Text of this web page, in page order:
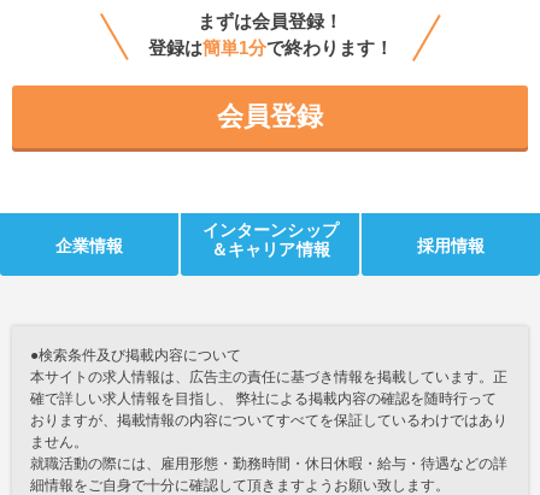
まずは会員登録！
登録は簡単1分で終わります！
会員登録
企業情報
インターンシップ
＆キャリア情報
採用情報
●検索条件及び掲載内容について
本サイトの求人情報は、広告主の責任に基づき情報を掲載しています。正
確で詳しい求人情報を目指し、 弊社による掲載内容の確認を随時行って
おりますが、掲載情報の内容についてすべてを保証しているわけではあり
ません。
就職活動の際には、雇用形態・勤務時間・休日休暇・給与・待遇などの詳
細情報をご自身で十分に確認して頂きますようお願い致します。